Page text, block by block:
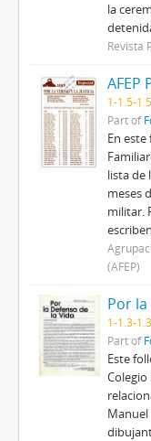
la
Revista
AFEP
1-1.5-
Part of
En
lista de
meses
militar.
escriben
(AFEP)
1-1.3-
Part of
Este
Manuel